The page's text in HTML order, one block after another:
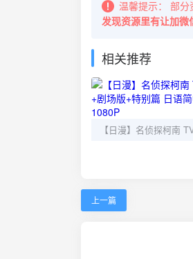
温馨提示：
部分
发现资源里有让加微
相关推荐
上一篇